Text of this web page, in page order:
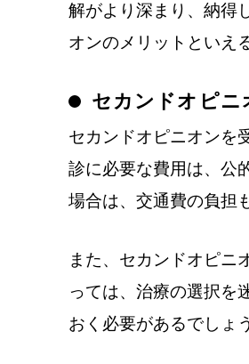
解がより深まり、納得
オンのメリットといえ
セカンドオピニ
セカンドオピニオンを
診に必要な費用は、公
場合は、交通費の負担
また、セカンドオピニ
っては、治療の選択を
おく必要があるでしょ